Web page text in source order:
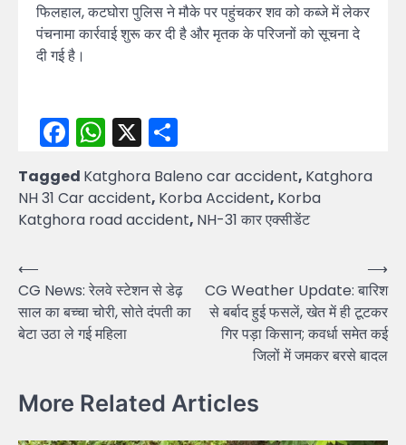
फिलहाल, कटघोरा पुलिस ने मौके पर पहुंचकर शव को कब्जे में लेकर
पंचनामा कार्रवाई शुरू कर दी है और मृतक के परिजनों को सूचना दे
दी गई है।
Facebook
WhatsApp
X
Tagged Katghora Baleno car accident, Katghora
NH 31 Car accident, Korba Accident, Korba
Katghora road accident, NH-31 कार एक्सीडेंट
Post
navigation
⟵
CG News: रेलवे स्टेशन से डेढ़
साल का बच्चा चोरी, सोते दंपती का
बेटा उठा ले गई महिला
CG Weather Update: बारिश
से बर्बाद हुई फसलें, खेत में ही टूटकर
गिर पड़ा किसान; कवर्धा समेत कई
जिलों में जमकर बरसे बादल
⟶
More Related Articles